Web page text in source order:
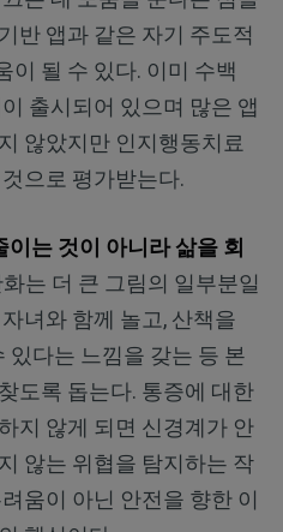
반 앱과 같은 자기 주도적
이 될 수 있다. 이미 수백
출시되어 있으며 많은 앱
않았지만 인지행동치료
으로 평가받는다.
이는 것이 아니라 삶을 회
는 더 큰 그림의 일부분일
녀와 함께 놀고, 산책을
있다는 느낌을 갖는 등 본
도록 돕는다. 통증에 대한
지 않게 되면 신경계가 안
않는 위협을 탐지하는 작
움이 아닌 안전을 향한 이